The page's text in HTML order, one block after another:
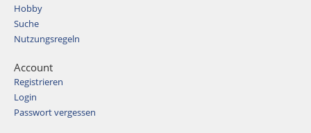
Hobby
Suche
Nutzungsregeln
Account
Registrieren
Login
Passwort vergessen